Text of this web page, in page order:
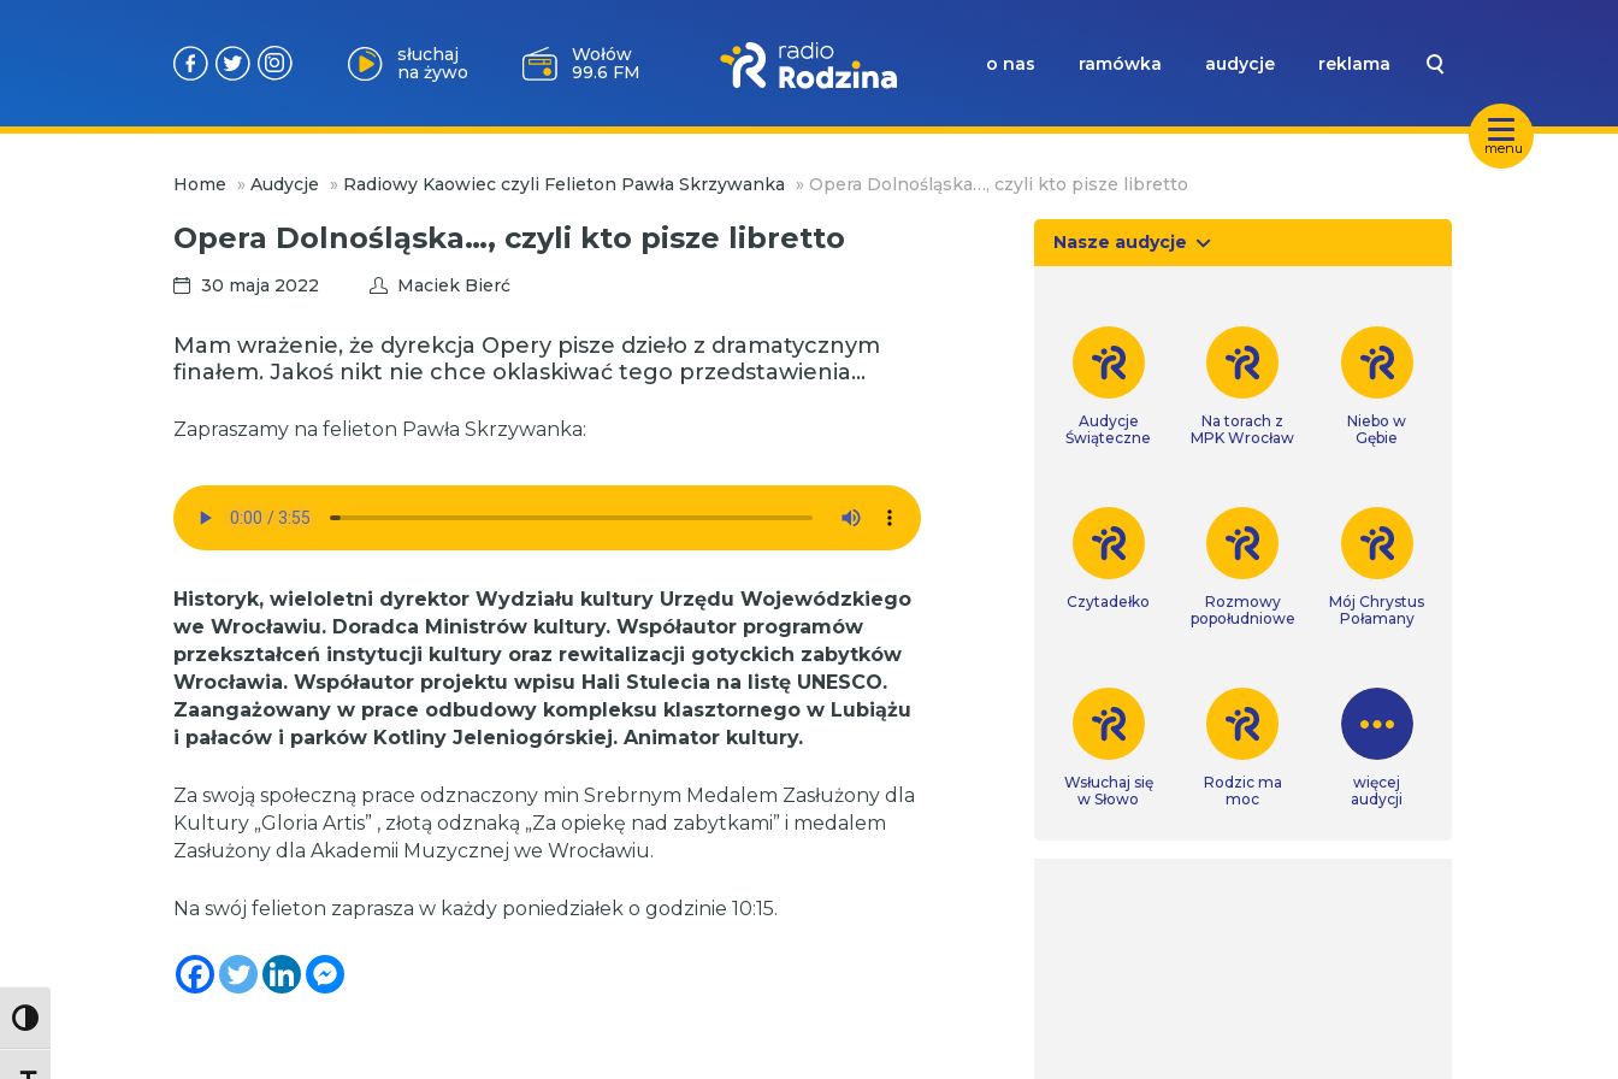
Toggle High Contrast
menu
słuchaj
na żywo
Wołów
99.6 FM
o nas ramówka audycje reklama
Home » Audycje » Radiowy Kaowiec czyli Felieton Pawła Skrzywanka » Opera Dolnośląska…, czyli kto pisze libretto
Opera Dolnośląska…, czyli kto pisze libretto
30 maja 2022 Maciek Bierć
Mam wrażenie, że dyrekcja Opery pisze dzieło z dramatycznym
finałem. Jakoś nikt nie chce oklaskiwać tego przedstawienia…
Zapraszamy na felieton Pawła Skrzywanka:
Historyk, wieloletni dyrektor Wydziału kultury Urzędu Wojewódzkiego
we Wrocławiu. Doradca Ministrów kultury. Współautor programów
przekształceń instytucji kultury oraz rewitalizacji gotyckich zabytków
Wrocławia. Współautor projektu wpisu Hali Stulecia na listę UNESCO.
Zaangażowany w prace odbudowy kompleksu klasztornego w Lubiążu
i pałaców i parków Kotliny Jeleniogórskiej. Animator kultury.
Za swoją społeczną prace odznaczony min Srebrnym Medalem Zasłużony dla
Kultury „Gloria Artis” , złotą odznaką „Za opiekę nad zabytkami” i medalem
Zasłużony dla Akademii Muzycznej we Wrocławiu.
Na swój felieton zaprasza w każdy poniedziałek o godzinie 10:15.
Nasze audycje
Audycje
Świąteczne
Na torach z
MPK Wrocław
Niebo w
Gębie
Czytadełko
Rozmowy
popołudniowe
Mój Chrystus
Połamany
Wsłuchaj się
w Słowo
Rodzic ma
moc
więcej
audycji